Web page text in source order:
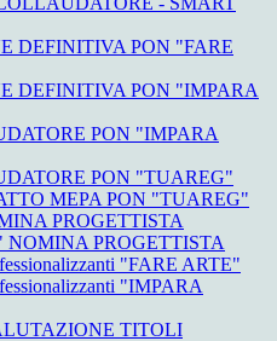
DEFINITIVA PON "FARE
DEFINITIVA PON "IMPARA
PON "IMPARA
PON "TUAREG"
MEPA PON "TUAREG"
PROGETTISTA
PROGETTISTA
"FARE ARTE"
"IMPARA
TITOLI